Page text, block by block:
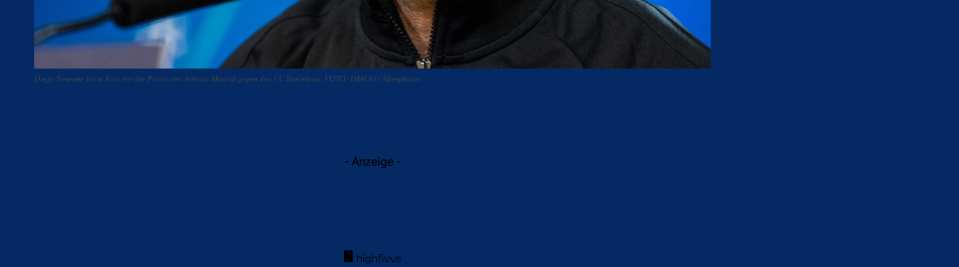
Diego Simeone lobte Xavi vor der Partie von Atlético Madrid gegen den FC Barcelona. FOTO: IMAGO / Alterphotos
- Anzeige -